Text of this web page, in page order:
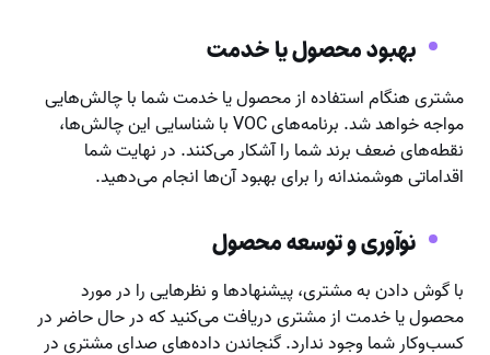
بهبود محصول یا خدمت
مشتری هنگام استفاده از محصول یا خدمت شما با چالش‌هایی
مواجه خواهد شد. برنامه‌های VOC با شناسایی این چالش‌ها،
نقطه‌های ضعف برند شما را آشکار می‌کنند. در نهایت شما
اقداماتی هوشمندانه را برای بهبود آن‌ها انجام می‌دهید.
نوآوری و توسعه محصول
با گوش دادن به مشتری، پیشنهادها و نظرهایی را در مورد
محصول یا خدمت از مشتری دریافت می‌کنید که در حال حاضر در
کسب‌وکار شما وجود ندارد. گنجاندن داده‌های صدای مشتری در